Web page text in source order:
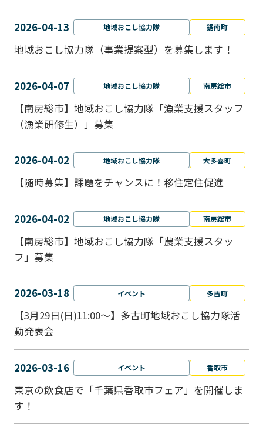
2026-04-13 地域おこし協力隊 鋸南町
地域おこし協力隊（事業提案型）を募集します！
2026-04-07 地域おこし協力隊 南房総市
【南房総市】地域おこし協力隊「漁業支援スタッフ
（漁業研修生）」募集
2026-04-02 地域おこし協力隊 大多喜町
【随時募集】課題をチャンスに！移住定住促進
2026-04-02 地域おこし協力隊 南房総市
【南房総市】地域おこし協力隊「農業支援スタッ
フ」募集
2026-03-18 イベント 多古町
【3月29日(日)11:00～】多古町地域おこし協力隊活
動発表会
2026-03-16 イベント 香取市
東京の飲食店で「千葉県香取市フェア」を開催しま
す！